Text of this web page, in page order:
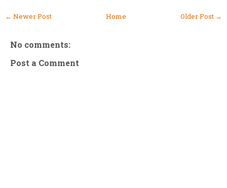
← Newer Post Older Post →
Home
No comments:
Post a Comment